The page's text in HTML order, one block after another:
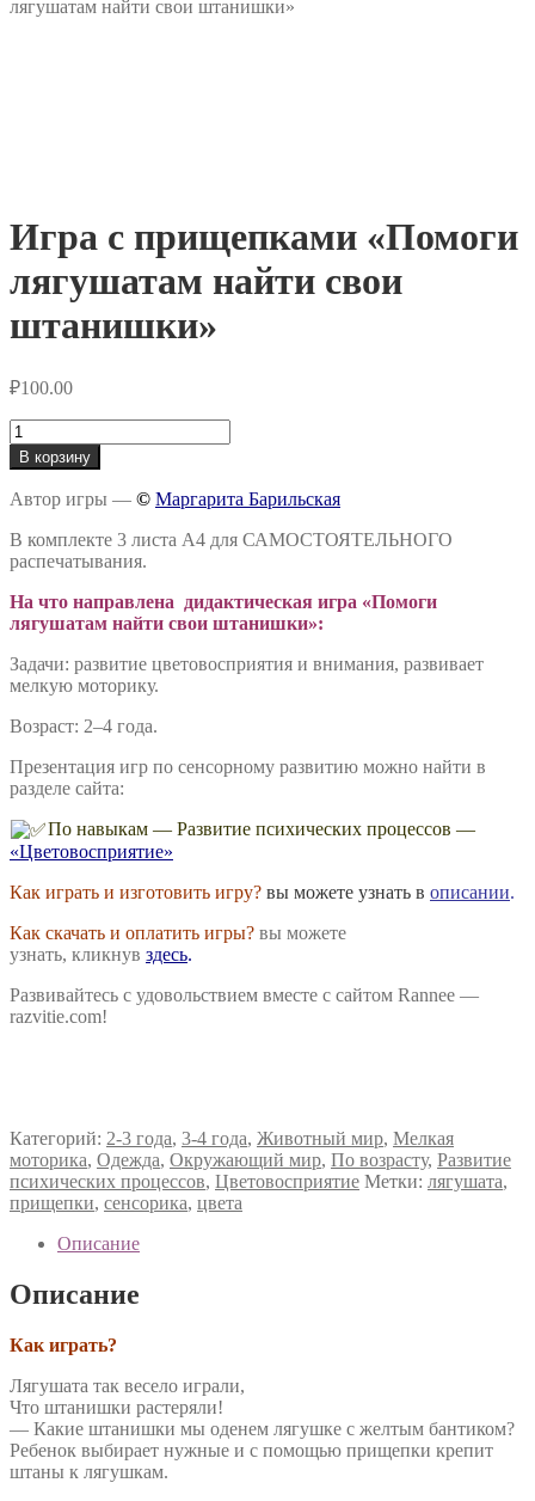
лягушатам найти свои штанишки»
Игра с прищепками «Помоги
лягушатам найти свои
штанишки»
₽100.00
Количество
товара
Игра
с
прищепками
«Помоги
лягушатам
свои
штанишки»
В корзину
Автор игры — © Маргарита Барильская
В комплекте 3 листа А4 для САМОСТОЯТЕЛЬНОГО
распечатывания.
На что направлена дидактическая игра «Помоги
лягушатам найти свои штанишки»:
Задачи: развитие цветовосприятия и внимания, развивает
мелкую моторику.
Возраст: 2–4 года.
Презентация игр по сенсорному развитию можно найти в
разделе сайта:
По навыкам — Развитие психических процессов —
«Цветовосприятие»
Как играть и изготовить игру? вы можете узнать в описании.
Как скачать и оплатить игры? вы можете
узнать, кликнув здесь.
Развивайтесь с удовольствием вместе с сайтом Rannee —
razvitie.com!
Категорий: 2-3 года, 3-4 года, Животный мир, Мелкая
моторика, Одежда, Окружающий мир, По возрасту, Развитие
психических процессов, Цветовосприятие Метки: лягушата,
прищепки, сенсорика, цвета
Описание
Описание
Как играть?
Лягушата так весело играли,
Что штанишки растеряли!
— Какие штанишки мы оденем лягушке с желтым бантиком?
Ребенок выбирает нужные и с помощью прищепки крепит
штаны к лягушкам.